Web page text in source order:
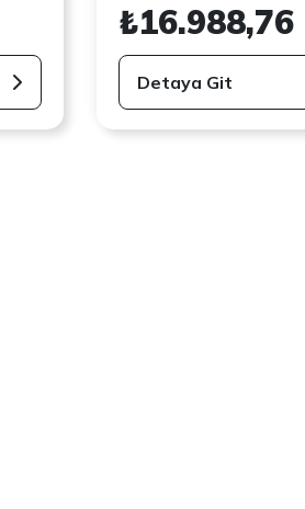
₺16.988,76
Detaya Git